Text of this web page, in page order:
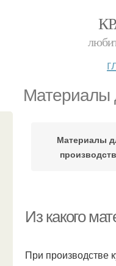
Материалы
Материалы
Из какого
При производстве